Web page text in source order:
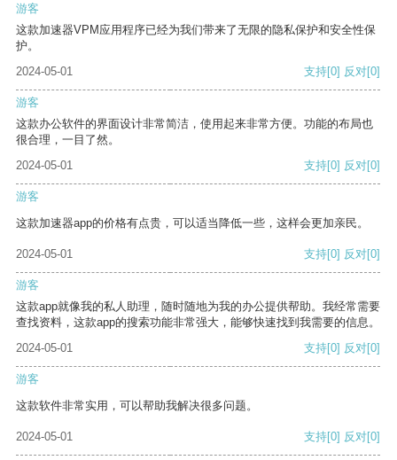
游客
这款加速器VPM应用程序已经为我们带来了无限的隐私保护和安全性保
护。
2024-05-01
支持[0] 反对[0]
游客
这款办公软件的界面设计非常简洁，使用起来非常方便。功能的布局也
很合理，一目了然。
2024-05-01
支持[0] 反对[0]
游客
这款加速器app的价格有点贵，可以适当降低一些，这样会更加亲民。
2024-05-01 支持[0] 反对[0]
游客
这款app就像我的私人助理，随时随地为我的办公提供帮助。我经常需要
查找资料，这款app的搜索功能非常强大，能够快速找到我需要的信息。
2024-05-01
支持[0] 反对[0]
游客
这款软件非常实用，可以帮助我解决很多问题。
2024-05-01 支持[0] 反对[0]